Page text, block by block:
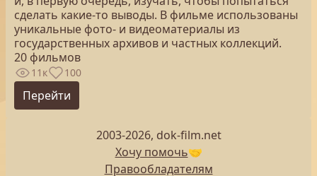
сделать какие-то выводы. В фильме использованы
уникальные фото- и видеоматериалы из
государственных архивов и частных коллекций.
20 фильмов
11к 100
Перейти
2003-2026, dok-film.net
Хочу помочь🤝
Правообладателям